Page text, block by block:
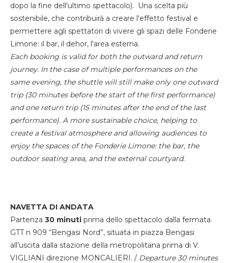
dopo la fine dell'ultimo spettacolo). Una scelta più
sostenibile, che contribuirà a creare l'effetto festival e
permettere agli spettatori di vivere gli spazi delle Fonderie
Limone: il bar, il dehor, l'area esterna.
Each booking is valid for both the outward and return
journey. In the case of multiple performances on the
same evening, the shuttle will still make only one outward
trip (30 minutes before the start of the first performance)
and one return trip (15 minutes after the end of the last
performance). A more sustainable choice, helping to
create a festival atmosphere and allowing audiences to
enjoy the spaces of the Fonderie Limone: the bar, the
outdoor seating area, and the external courtyard.
NAVETTA DI ANDATA
Partenza 30 minuti prima dello spettacolo dalla fermata
GTT n 909 “Bengasi Nord”, situata in piazza Bengasi
all’uscita dalla stazione della metropolitana prima di V.
VIGLIANI direzione MONCALIERI. / Departure 30 minutes